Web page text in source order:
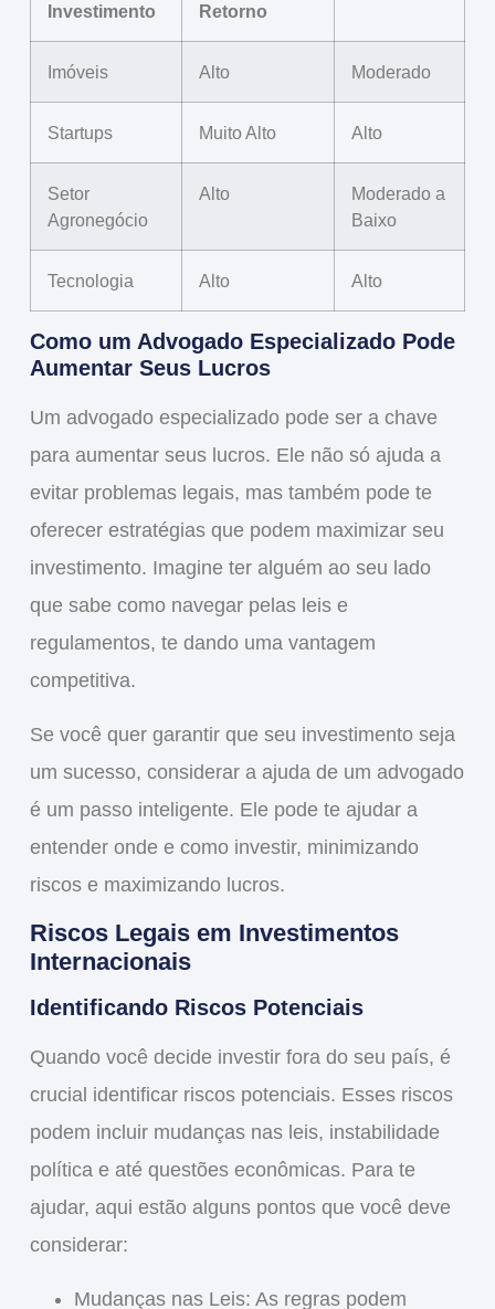
Investimento
Retorno
Imóveis Alto Moderado
Startups Muito Alto Alto
Setor
Agronegócio
Alto
Moderado a
Baixo
Tecnologia Alto Alto
Como um Advogado Especializado Pode
Aumentar Seus Lucros
Um advogado especializado pode ser a chave
para aumentar seus lucros. Ele não só ajuda a
evitar problemas legais, mas também pode te
oferecer estratégiasque podem maximizar seu
investimento. Imagine ter alguém ao seu lado
que sabe como navegarpelas leis e
regulamentos, te dando uma vantagem
competitiva.
Se você quer garantir que seu investimento seja
um sucesso, considerar a ajuda de um advogado
é um passo inteligente. Ele pode te ajudar a
entender onde e como investir, minimizando
riscos e maximizando lucros.
Riscos Legais em Investimentos
Internacionais
Identificando Riscos Potenciais
Quando você decide investir fora do seu país, é
crucial identificar riscos potenciais. Esses riscos
podem incluir mudanças nas leis, instabilidade
política e até questões econômicas. Para te
ajudar, aqui estão alguns pontos que você deve
considerar:
Mudanças nas Leis: As regras podem